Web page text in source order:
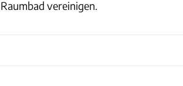
Raumbad vereinigen.